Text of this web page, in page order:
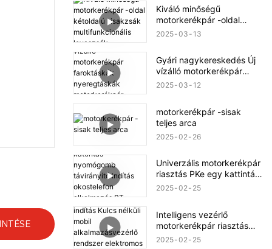
riasztás
Kiváló minőségű
motorkerékpár -oldal
kétoldalú sisakzsák
2025 03 13
Gyári nagykereskedés Új
vízálló motorkerékpár
faroktáskák nyeregtáskák
2025 03 12
motorkerékpár -sisak
teljes arca
2025 02 26
Univerzális motorkerékpár
riasztás PKe egy kattintás
nyomógomb távirányító
motorkerékpár
riasztórendszer
2025 02 25
Intelligens vezérlő
motorkerékpár riasztás
távirányító indítás Kulcs
2025 02 25